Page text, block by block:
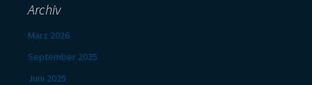
Archiv
März 2026
September 2025
Juni 2025